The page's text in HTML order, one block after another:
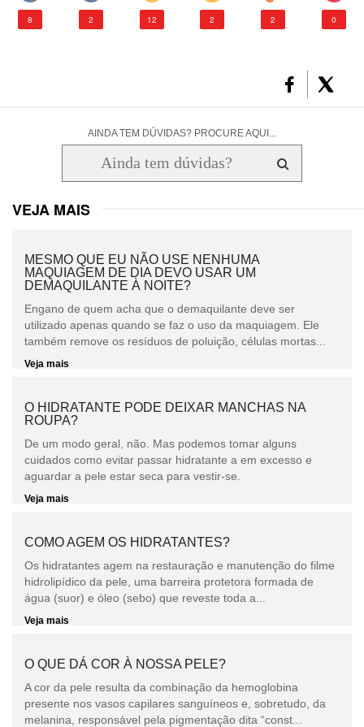
8 2 12 2 2 0
AINDA TEM DÚVIDAS? PROCURE AQUI...
VEJA MAIS
MESMO QUE EU NÃO USE NENHUMA
MAQUIAGEM DE DIA DEVO USAR UM
DEMAQUILANTE À NOITE?
Engano de quem acha que o demaquilante deve ser
utilizado apenas quando se faz o uso da maquiagem. Ele
também remove os resíduos de poluição, células mortas...
Veja mais
O HIDRATANTE PODE DEIXAR MANCHAS NA
ROUPA?
De um modo geral, não. Mas podemos tomar alguns
cuidados como evitar passar hidratante a em excesso e
aguardar a pele estar seca para vestir-se.
Veja mais
COMO AGEM OS HIDRATANTES?
Os hidratantes agem na restauração e manutenção do filme
hidrolipídico da pele, uma barreira protetora formada de
água (suor) e óleo (sebo) que reveste toda a...
Veja mais
O QUE DÁ COR À NOSSA PELE?
A cor da pele resulta da combinação da hemoglobina
presente nos vasos capilares sanguíneos e, sobretudo, da
melanina, responsável pela pigmentação dita “const...